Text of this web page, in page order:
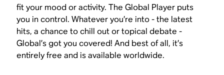
fit your mood or activity. The Global Player puts
you in control. Whatever you’re into - the latest
hits, a chance to chill out or topical debate -
Global’s got you covered! And best of all, it’s
entirely free and is available worldwide.